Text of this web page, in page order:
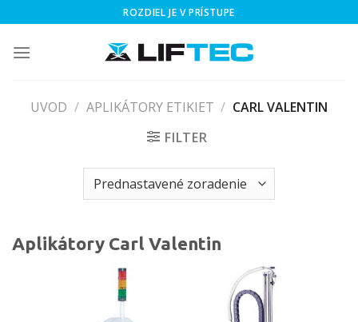
to
content
ROZDIEL JE V PRÍSTUPE
UVOD / APLIKÁTORY ETIKIET / CARL VALENTIN
FILTER
Aplikátory Carl Valentin